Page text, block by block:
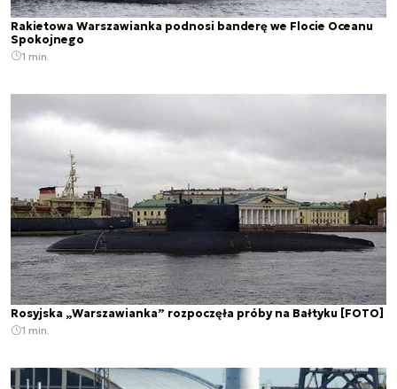
Rakietowa Warszawianka podnosi banderę we Flocie Oceanu
Spokojnego
1 min.
Rosyjska „Warszawianka” rozpoczęła próby na Bałtyku [FOTO]
1 min.